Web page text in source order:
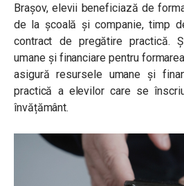
Brașov, elevii beneficiază de
de la școală și companie, timp
contract de pregătire practică.
umane și financiare pentru
asigură resursele umane și
practică a elevilor care se
învățământ.